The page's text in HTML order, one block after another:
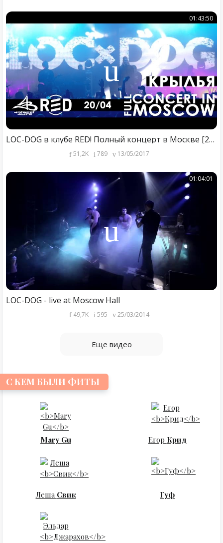
01:43:50
LOC-DOG в клубе RED! Полный концерт в Москве [20.04.2017]
51,2K 789 13/05/2017
01:04:01
LOC-DOG - live at Moscow Hall
49,7K 595 25/03/2014
Еще видео
С КЕМ БЫЛИ ФИТЫ
Mary Gu Егор Крид
Леша Свик Гуф